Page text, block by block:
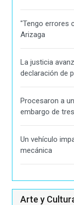
"Tengo errores
Arizaga
La justicia
declaración de
Procesaron a
embargo de
Un vehículo
mecánica
Arte y